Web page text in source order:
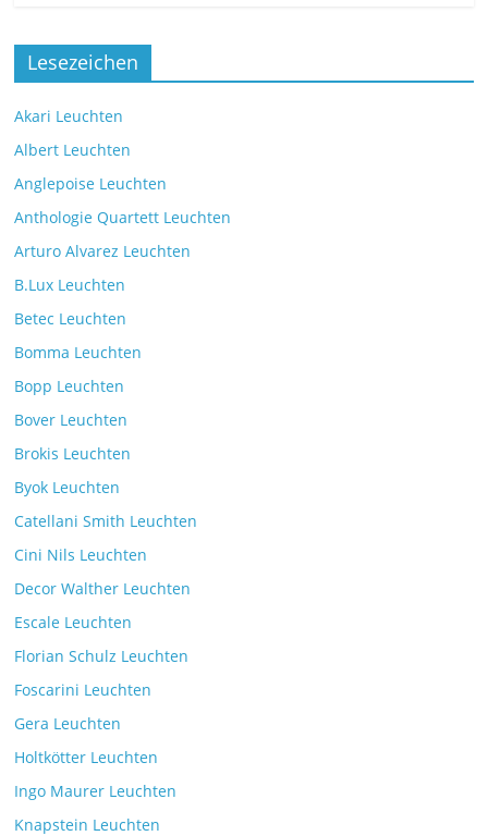
7. Juli 2025
Herstellers Brokis
26. Juli 2025
Lesezeichen
Akari Leuchten
Albert Leuchten
Anglepoise Leuchten
Anthologie Quartett Leuchten
Arturo Alvarez Leuchten
B.Lux Leuchten
Betec Leuchten
Bomma Leuchten
Bopp Leuchten
Bover Leuchten
Brokis Leuchten
Byok Leuchten
Catellani Smith Leuchten
Cini Nils Leuchten
Decor Walther Leuchten
Escale Leuchten
Florian Schulz Leuchten
Foscarini Leuchten
Gera Leuchten
Holtkötter Leuchten
Ingo Maurer Leuchten
Knapstein Leuchten